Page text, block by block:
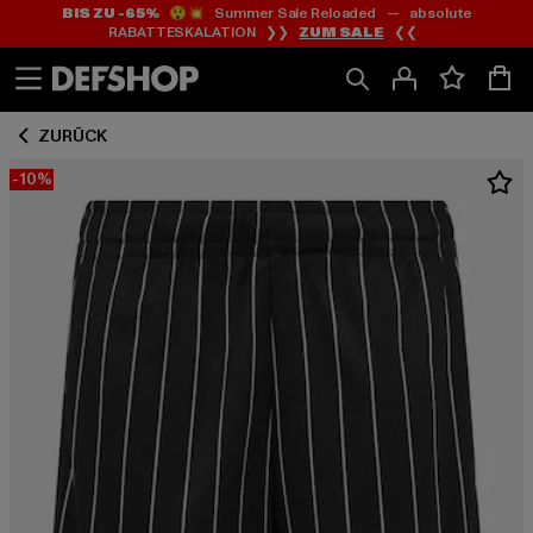
Zum
Inhalt
springen
Zum
Fußzeile
springen
BIS ZU -65%😲💥 Summer Sale Reloaded — absolute
RABATTESKALATION ❯❯ ZUM SALE ❮❮
ZURÜCK
-10%